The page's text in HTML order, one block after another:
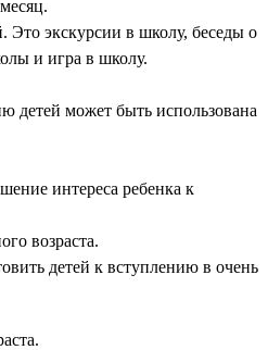
Это экскурсии в школу, беседы о
и игра в школу.
детей может быть использована
интереса ребенка к
возраста.
детей к вступлению в очень